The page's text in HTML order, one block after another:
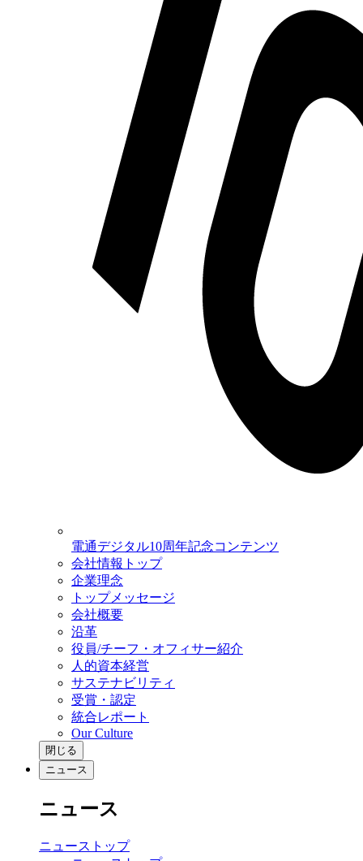
電通デジタル10周年記念コンテンツ
会社情報トップ
企業理念
トップメッセージ
会社概要
沿革
役員/チーフ・オフィサー紹介
人的資本経営
サステナビリティ
受賞・認定
統合レポート
Our Culture
閉じる
ニュース
ニュース
ニューストップ